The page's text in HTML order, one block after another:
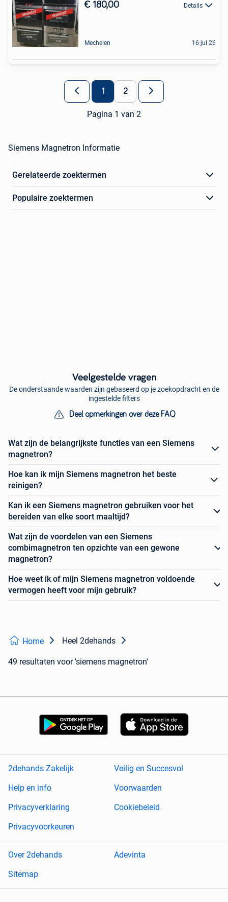
€ 180,00 Details
Mechelen 16 jul 26
1 2
Pagina 1 van 2
Siemens Magnetron Informatie
Gerelateerde zoektermen
Populaire zoektermen
Veelgestelde vragen
De onderstaande waarden zijn gebaseerd op je zoekopdracht en de
ingestelde filters
Deel opmerkingen over deze FAQ
Wat zijn de belangrijkste functies van een Siemens
magnetron?
Hoe kan ik mijn Siemens magnetron het beste
reinigen?
Kan ik een Siemens magnetron gebruiken voor het
bereiden van elke soort maaltijd?
Wat zijn de voordelen van een Siemens
combimagnetron ten opzichte van een gewone
magnetron?
Hoe weet ik of mijn Siemens magnetron voldoende
vermogen heeft voor mijn gebruik?
Home Heel 2dehands
49 resultaten voor 'siemens magnetron'
2dehands Zakelijk
Veilig en Succesvol
Help en info
Voorwaarden
Privacyverklaring
Cookiebeleid
Privacyvoorkeuren
Over 2dehands
Adevinta
Sitemap